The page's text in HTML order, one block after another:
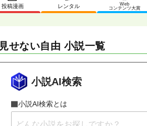
投稿漫画 レンタル
Web
コンテンツ大賞
見せない自由 小説一覧
小説AI検索
小説AI検索とは